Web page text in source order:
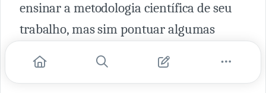
ensinar a metodologia científica de seu
trabalho, mas sim pontuar algumas
para ser respeitada.